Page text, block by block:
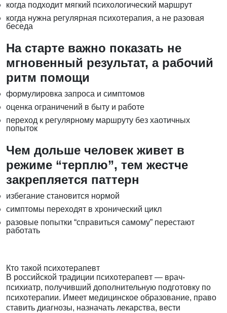
когда подходит мягкий психологический маршрут
когда нужна регулярная психотерапия, а не разовая
беседа
На старте важно показать не
мгновенный результат, а рабочий
ритм помощи
формулировка запроса и симптомов
оценка ограничений в быту и работе
переход к регулярному маршруту без хаотичных
попыток
Чем дольше человек живет в
режиме “терплю”, тем жестче
закрепляется паттерн
избегание становится нормой
симптомы переходят в хронический цикл
разовые попытки “справиться самому” перестают
работать
Кто такой психотерапевт
В российской традиции психотерапевт — врач-
психиатр, получивший дополнительную подготовку по
психотерапии. Имеет медицинское образование, право
ставить диагнозы, назначать лекарства, вести